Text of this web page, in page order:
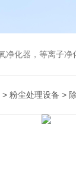
，等离子净化器，上装
> 粉尘处理设备 >